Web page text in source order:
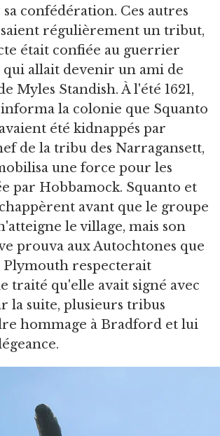
confédération. Ces autres
régulièrement un tribut,
était confiée au guerrier
qui allait devenir un ami de
Myles Standish. À l'été 1621,
la colonie que Squanto
été kidnappés par
de la tribu des Narragansett,
une force pour les
par Hobbamock. Squanto et
avant que le groupe
le village, mais son
prouva aux Autochtones que
Plymouth respecterait
traité qu'elle avait signé avec
la suite, plusieurs tribus
hommage à Bradford et lui